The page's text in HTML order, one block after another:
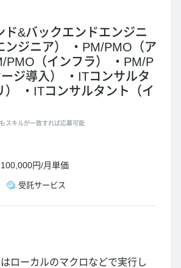
ド&バックエンドエンジニ
ジニア）
PM/PMO（ア
PMO（インフラ）
PM/P
ジ導入）
ITコンサルタ
ITコンサルタント（イ
スキルが一致すれば応募可能
円/月単価
受託サービス
ローカルのマクロなどで実行し